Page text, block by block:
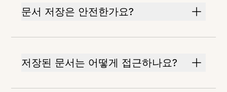
문서 저장은 안전한가요?
저장된 문서는 어떻게 접근하나요?